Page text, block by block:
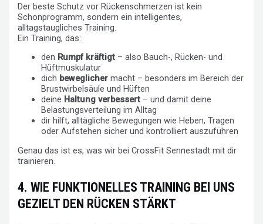
Der beste Schutz vor Rückenschmerzen ist kein
Schonprogramm, sondern ein intelligentes,
alltagstaugliches Training.
Ein Training, das:
den Rumpf kräftigt – also Bauch-, Rücken- und
Hüftmuskulatur
dich beweglicher macht – besonders im Bereich der
Brustwirbelsäule und Hüften
deine Haltung verbessert – und damit deine
Belastungsverteilung im Alltag
dir hilft, alltägliche Bewegungen wie Heben, Tragen
oder Aufstehen sicher und kontrolliert auszuführen
Genau das ist es, was wir bei CrossFit Sennestadt mit dir
trainieren.
4. WIE FUNKTIONELLES TRAINING BEI UNS
GEZIELT DEN RÜCKEN STÄRKT